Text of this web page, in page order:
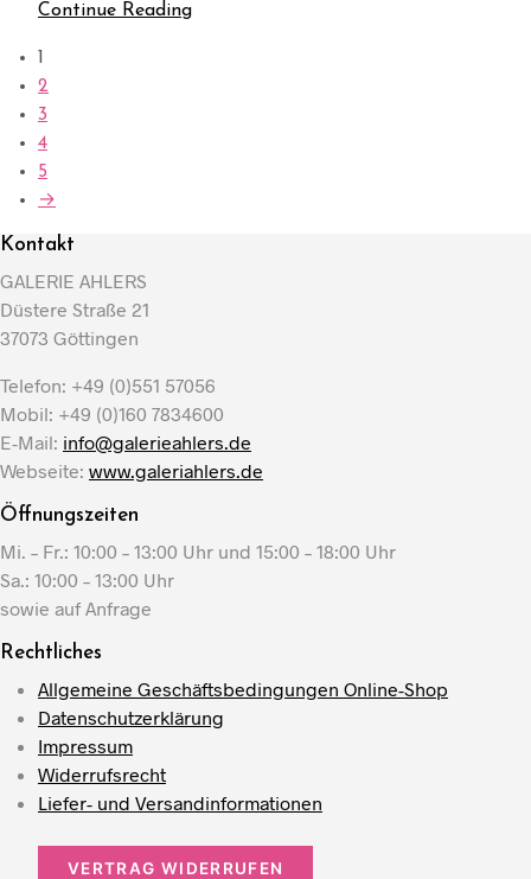
Continue Reading
1
2
3
4
5
→
Kontakt
GALERIE AHLERS
Düstere Straße 21
37073 Göttingen
Telefon: +49 (0)551 57056
Mobil: +49 (0)160 7834600
E-Mail: info@galerieahlers.de
Webseite: www.galeriahlers.de
Öffnungszeiten
Mi. – Fr.: 10:00 – 13:00 Uhr und 15:00 – 18:00 Uhr
Sa.: 10:00 – 13:00 Uhr
sowie auf Anfrage
Rechtliches
Allgemeine Geschäftsbedingungen Online-Shop
Datenschutzerklärung
Impressum
Widerrufsrecht
Liefer- und Versandinformationen
VERTRAG WIDERRUFEN